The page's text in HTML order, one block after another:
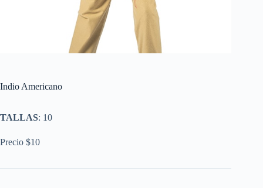
Indio Americano
TALLAS: 10
Precio $10